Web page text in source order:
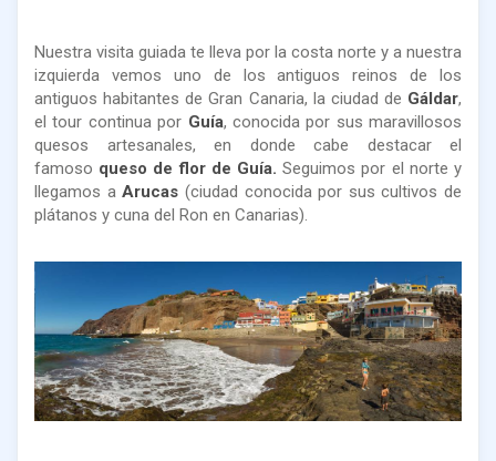
Nuestra visita guiada te lleva por la costa norte y a nuestra
izquierda vemos uno de los antiguos reinos de los
antiguos habitantes de Gran Canaria, la ciudad de Gáldar,
el tour continua por Guía, conocida por sus maravillosos
quesos artesanales, en donde cabe destacar el
famoso queso de flor de Guía.Seguimos por el norte y
llegamos aArucas (ciudad conocida por sus cultivos de
plátanos y cuna del Ron en Canarias).